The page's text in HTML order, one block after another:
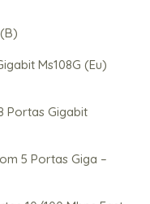
Ms108G (Eu)
Portas Gigabit
5 Portas Giga –